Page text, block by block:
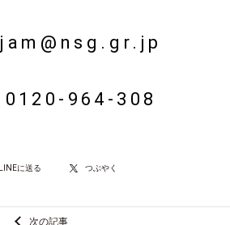
jam@nsg.gr.jp
0120-964-308
LINEに送る つぶやく
次の記事